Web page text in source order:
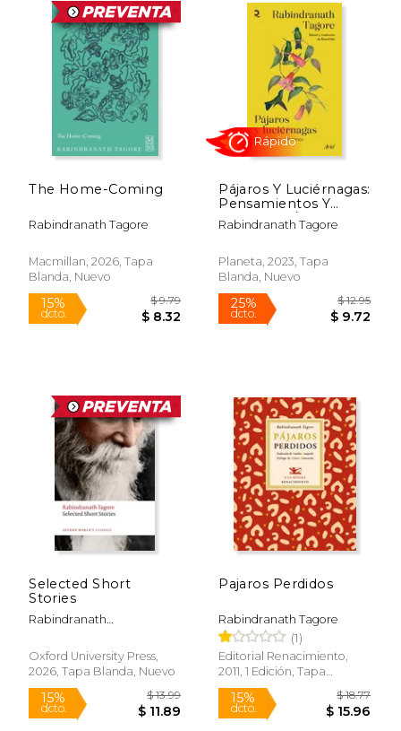
Además, fundó la escuela y universidad
Visva-Bharati, con un enfoque humanista y
universalista. Tagore viajó ampliamente,
promoviendo el diálogo intercultural y
criticando el colonialismo. Su legado
combina arte, pedagogía y espiritualidad, y
sigue siendo fuente de inspiración para
generaciones de lectores y pensadores.
The Home-Coming
Rabindranath Tagore
Macmillan, 2026, Tapa
Blanda, Nuevo
15%
dcto.
$ 9.79
Pájaros Y Luciérnagas:
Pensamientos Y
Aforismos / Stray
Birds & Firefly
Rabindranath Tagore
Planeta, 2023, Tapa
Blanda, Nuevo
25%
dcto.
Selected Short
Stories
Rabindranath
Oxford University Press,
2026, Tapa Blanda, Nuevo
Pajaros Perdidos
Rabindranath Tagore
(1)
Editorial Renacimiento,
2011, 1 Edición, Tapa
Blanda, Nuevo